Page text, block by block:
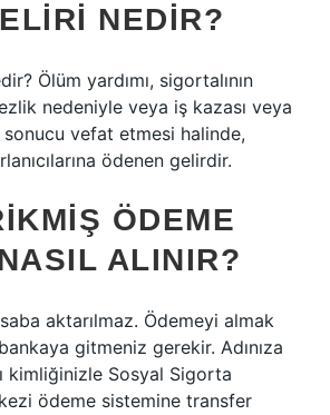
NEDIR?
Ölüm yardımı, sigortalının
nedeniyle veya iş kazası veya
sonucu vefat etmesi halinde,
ödenen gelirdir.
ÖDEME
ALINIR?
aktarılmaz. Ödemeyi almak
gitmeniz gerekir. Adınıza
kimliğinizle Sosyal Sigorta
ödeme sistemine transfer